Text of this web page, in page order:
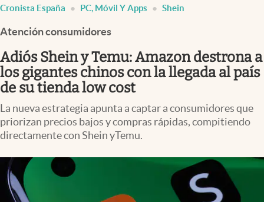
España
Cronista España PC, Móvil Y Apps Shein
Atención consumidores
Adiós Shein y Temu: Amazon destrona a
los gigantes chinos con la llegada al país
de su tienda low cost
La nueva estrategia apunta a captar a consumidores que
priorizan precios bajos y compras rápidas, compitiendo
directamente con Shein yTemu.